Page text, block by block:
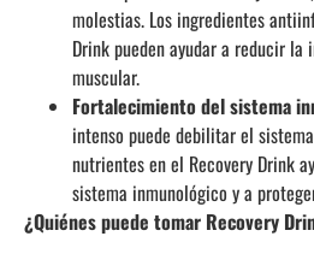
molestias. Los ingredientes
Drink pueden ayudar a reducir
muscular.
Fortalecimiento del sistema
intenso puede debilitar el
nutrientes en el Recovery Drink
sistema inmunológico y a
¿Quiénes puede tomar Recovery